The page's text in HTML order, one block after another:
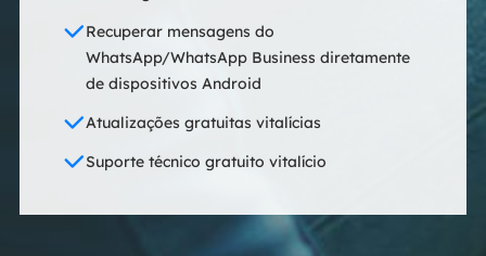
Recuperar mensagens do
WhatsApp/WhatsApp Business diretamente
de dispositivos Android
Atualizações gratuitas vitalícias
Suporte técnico gratuito vitalício